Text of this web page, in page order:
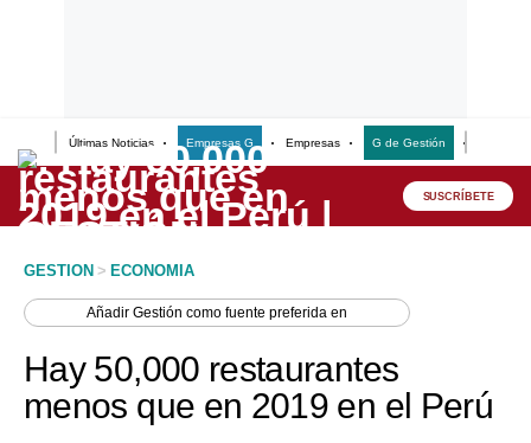
Últimas Noticias Empresas G Empresas G de Gestión
Lo último
Peru Quiosco
Economía
SUSCRÍBETE
GESTION > ECONOMIA
AñadirGestión como fuente preferida en
Hay 50,000 restaurantes
menos que en 2019 en el Perú